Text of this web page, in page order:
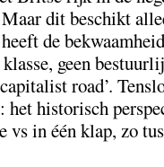
dit beschikt
de
geen
road’.
het historisch
in één klap, zo